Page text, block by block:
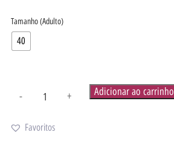
Tamanho (Adulto)
40
- + Adicionar ao carrinho
Favoritos